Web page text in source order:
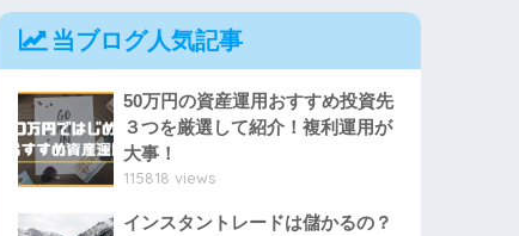
当ブログ人気記事
50万円の資産運用おすすめ投資先
３つを厳選して紹介！複利運用が
大事！
115818 views
インスタントレードは儲かるの？